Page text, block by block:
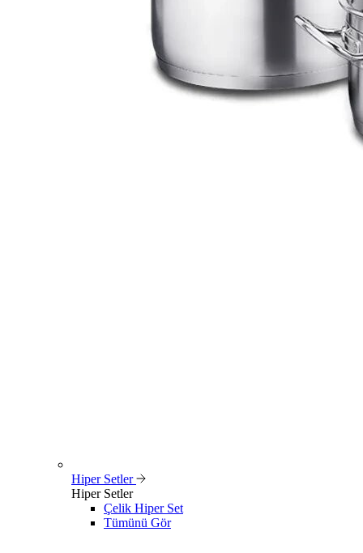
Hiper Setler
Hiper Setler
Çelik Hiper Set
Tümünü Gör